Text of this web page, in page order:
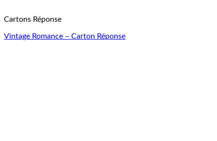
Cartons Réponse
Vintage Romance – Carton Réponse